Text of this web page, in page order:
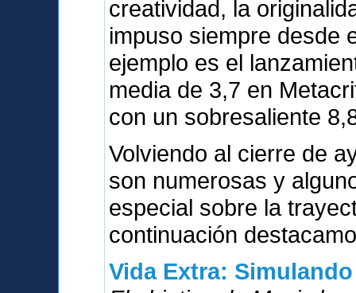
creatividad, la
impuso siempre desde
ejemplo es el
media de 3,7 en
con un sobresaliente
Volviendo al cierre de
son numerosas y
especial sobre la
continuación
Vida Extra: